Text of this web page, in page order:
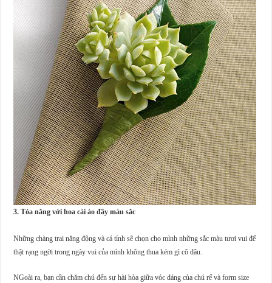
3. Tỏa nắng với hoa cài áo đầy màu sắc
Những chàng trai năng động và cá tính sẽ chọn cho mình những sắc màu tươi vui để
thật rạng ngời trong ngày vui của mình không thua kém gì cô dâu.
NGoài ra, bạn cần chăm chú đến sự hài hòa giữa vóc dáng của chú rể và form size